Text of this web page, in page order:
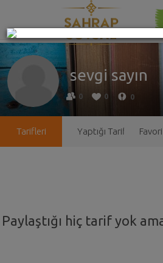
sevgi sayın
0 0 0
Tarifleri Yaptığı Tarifler
Paylaştığı hiç tarif yok